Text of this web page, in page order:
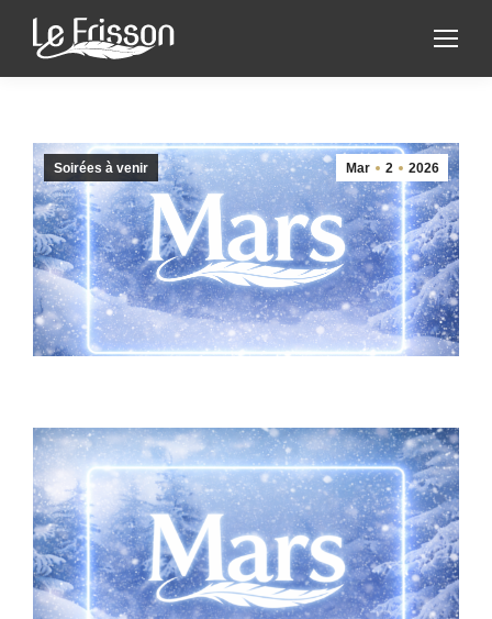
Mar 2 2026
Soirées à venir